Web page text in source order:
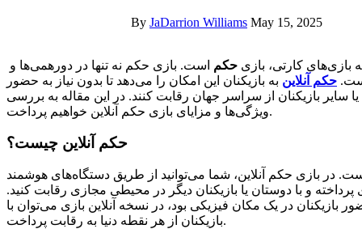
By JaDarrion Williams May 15, 2025
بازی‌های کارتی، بازی حکم است. بازی حکم نه تنها در دورهمی‌ها و
حکم آنلاین به بازیکنان این امکان را می‌دهد تا بدون نیاز به حضور
یا سایر بازیکنان از سراسر جهان رقابت کنند. در این مقاله به بررسی
ویژگی‌ها و مزایای بازی حکم آنلاین خواهیم پرداخت.
حکم آنلاین چیست؟
در بازی حکم آنلاین، شما می‌توانید از طریق دستگاه‌های هوشمند
پرداخته و با دوستان یا بازیکنان دیگر در محیطی مجازی رقابت کنید.
در یک مکان فیزیکی بود، در نسخه آنلاین بازی می‌توان با
بازیکنان از هر نقطه دنیا به رقابت پرداخت.